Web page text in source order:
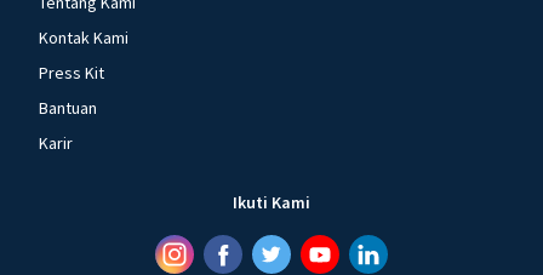
Kontak Kami
Press Kit
Bantuan
Karir
Ikuti Kami